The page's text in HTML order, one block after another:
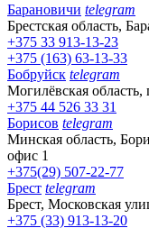
Барановичи telegram
Брестская область,
+375 33 913-13-23
+375 (163) 63-13-33
Бобруйск telegram
Могилёвская область,
+375 44 526 33 31
Борисов telegram
Минская область,
офис 1
+375(29) 507-22-77
Брест telegram
Брест, Московская
+375 (33) 913-13-20